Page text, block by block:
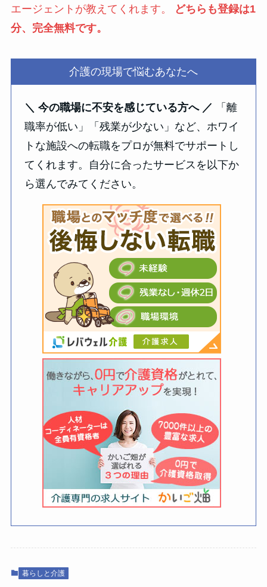
エージェントが教えてくれます。
どちらも登録は1
分、完全無料です。
介護の現場で悩むあなたへ
＼ 今の職場に不安を感じている方へ ／
「離
職率が低い」「残業が少ない」など、ホワイ
トな施設への転職をプロが無料でサポートし
てくれます。自分に合ったサービスを以下か
ら選んでみてください。
暮らしと介護